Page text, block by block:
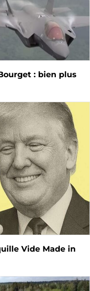
: bien plus
Vide Made in